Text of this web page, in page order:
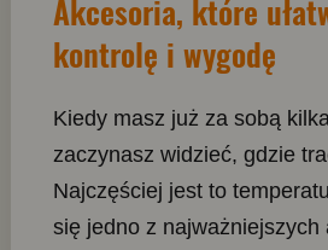
Akcesoria, które
kontrolę i wygodę
Kiedy masz już za sobą
zaczynasz widzieć, gdzie
Najczęściej jest to
się jedno z najważniejszych